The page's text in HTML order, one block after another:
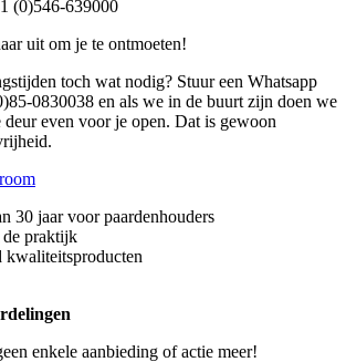
(0)546-639000
uit om je te ontmoeten!
toch wat nodig? Stuur een Whatsapp
0830038 en als we in de buurt zijn doen we
deur even voor je open. Dat is gewoon
30 jaar voor paardenhouders
praktijk
kwaliteitsproducten
enkele aanbieding of actie meer!